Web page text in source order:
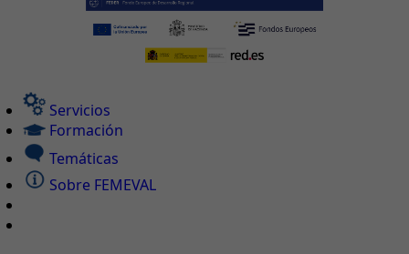
Servicios
Formación
Temáticas
Sobre FEMEVAL